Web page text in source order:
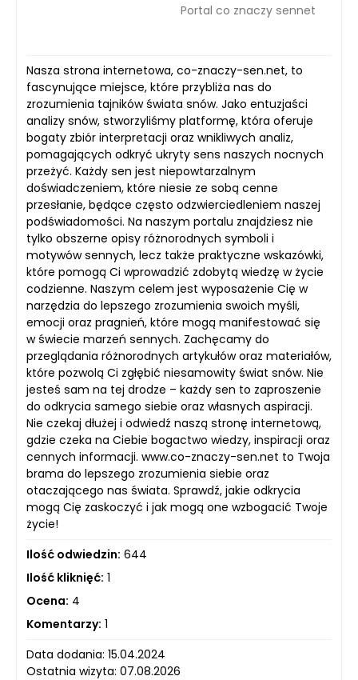
Portal co znaczy sennet
Nasza strona internetowa, co-znaczy-sen.net, to
fascynujące miejsce, które przybliża nas do
zrozumienia tajników świata snów. Jako entuzjaści
analizy snów, stworzyliśmy platformę, która oferuje
bogaty zbiór interpretacji oraz wnikliwych analiz,
pomagających odkryć ukryty sens naszych nocnych
przeżyć. Każdy sen jest niepowtarzalnym
doświadczeniem, które niesie ze sobą cenne
przesłanie, będące często odzwierciedleniem naszej
podświadomości. Na naszym portalu znajdziesz nie
tylko obszerne opisy różnorodnych symboli i
motywów sennych, lecz także praktyczne wskazówki,
które pomogą Ci wprowadzić zdobytą wiedzę w życie
codzienne. Naszym celem jest wyposażenie Cię w
narzędzia do lepszego zrozumienia swoich myśli,
emocji oraz pragnień, które mogą manifestować się
w świecie marzeń sennych. Zachęcamy do
przeglądania różnorodnych artykułów oraz materiałów,
które pozwolą Ci zgłębić niesamowity świat snów. Nie
jesteś sam na tej drodze – każdy sen to zaproszenie
do odkrycia samego siebie oraz własnych aspiracji.
Nie czekaj dłużej i odwiedź naszą stronę internetową,
gdzie czeka na Ciebie bogactwo wiedzy, inspiracji oraz
cennych informacji. www.co-znaczy-sen.net to Twoja
brama do lepszego zrozumienia siebie oraz
otaczającego nas świata. Sprawdź, jakie odkrycia
mogą Cię zaskoczyć i jak mogą one wzbogacić Twoje
życie!
Ilość odwiedzin: 644
Ilość kliknięć: 1
Ocena: 4
Komentarzy: 1
Data dodania: 15.04.2024
Ostatnia wizyta: 07.08.2026